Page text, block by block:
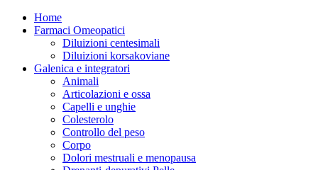
Home
Farmaci Omeopatici
Diluizioni centesimali
Diluizioni korsakoviane
Galenica e integratori
Animali
Articolazioni e ossa
Capelli e unghie
Colesterolo
Controllo del peso
Corpo
Dolori mestruali e menopausa